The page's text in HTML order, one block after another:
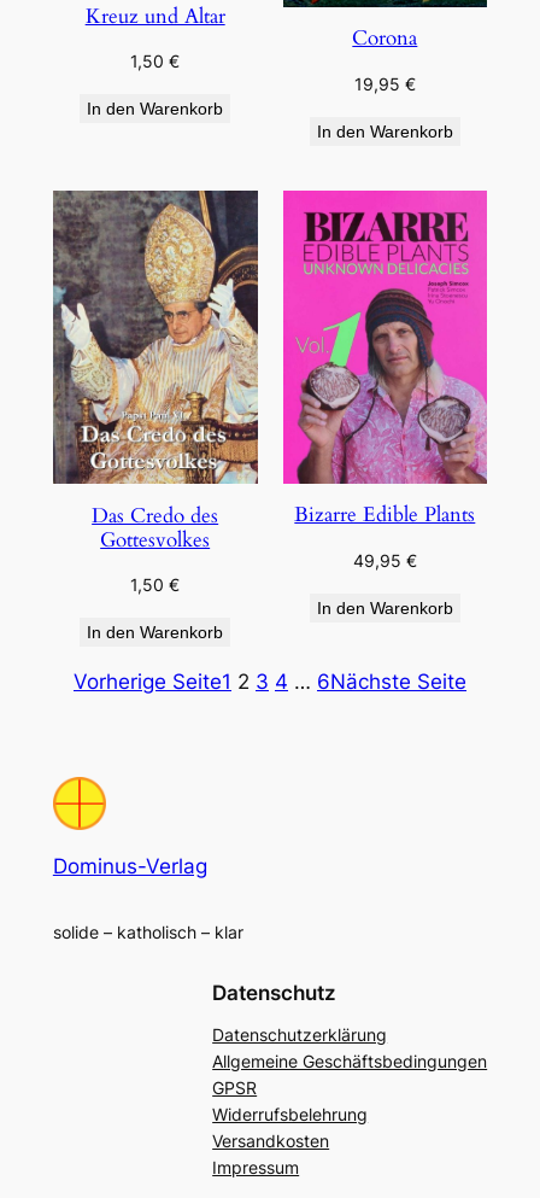
Kreuz und Altar
1,50€
In den Warenkorb
Corona
19,95 €
In den Warenkorb
Das Credo des
Gottesvolkes
1,50€
In den Warenkorb
Bizarre Edible Plants
49,95 €
In den Warenkorb
Vorherige Seite1 2 3 4 … 6Nächste Seite
Dominus-Verlag
solide – katholisch – klar
Datenschutz
Datenschutzerklärung
Allgemeine Geschäftsbedingungen
GPSR
Widerrufsbelehrung
Versandkosten
Impressum